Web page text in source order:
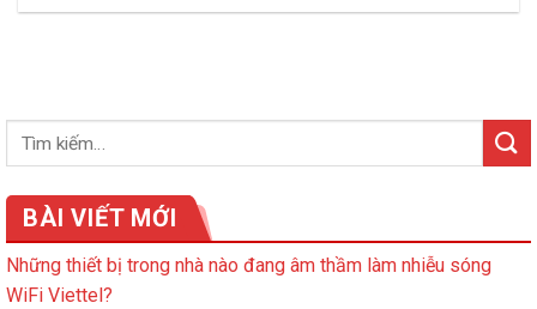
BÀI VIẾT MỚI
Những thiết bị trong nhà nào đang âm thầm làm nhiễu sóng
WiFi Viettel?